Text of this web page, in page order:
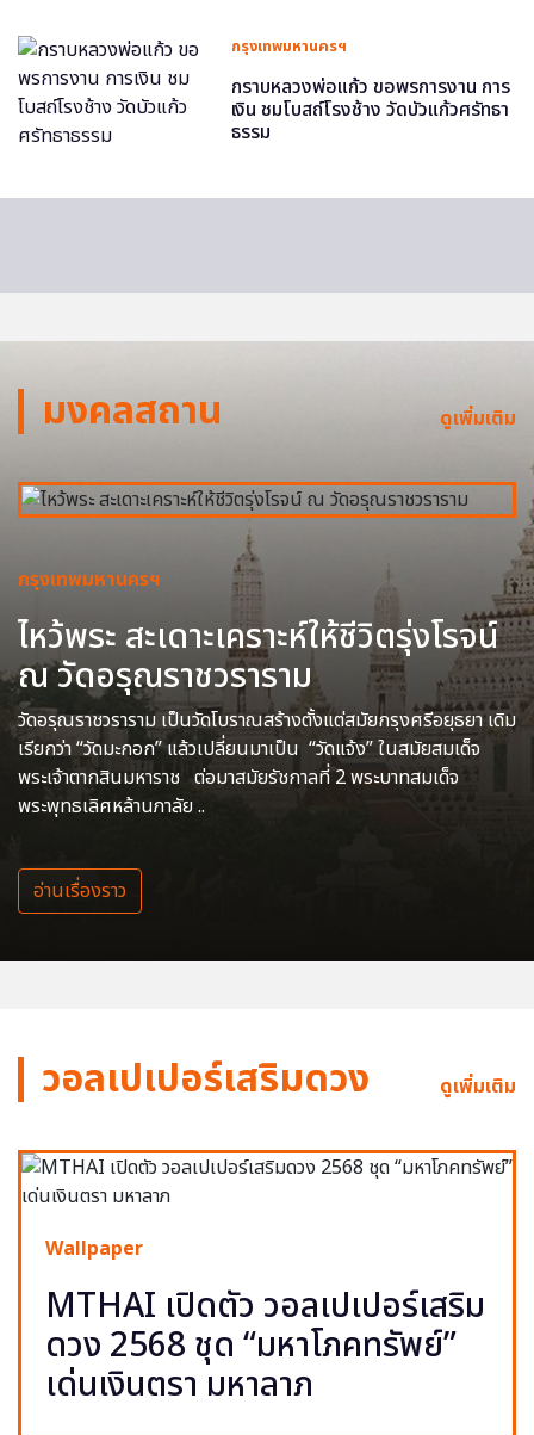
กรุงเทพมหานครฯ
กราบหลวงพ่อแก้ว ขอพรการงาน การ
เงิน ชมโบสถ์โรงช้าง วัดบัวแก้วศรัทธา
ธรรม
มงคลสถาน ดูเพิ่มเติม
กรุงเทพมหานครฯ
ไหว้พระ สะเดาะเคราะห์ให้ชีวิตรุ่งโรจน์
ณ วัดอรุณราชวราราม
วัดอรุณราชวราราม เป็นวัดโบราณสร้างตั้งแต่สมัยกรุงศรีอยุธยา เดิม
เรียกว่า “วัดมะกอก” แล้วเปลี่ยนมาเป็น “วัดแจ้ง” ในสมัยสมเด็จ
พระเจ้าตากสินมหาราช ต่อมาสมัยรัชกาลที่ 2 พระบาทสมเด็จ
พระพุทธเลิศหล้านภาลัย ..
อ่านเรื่องราว
วอลเปเปอร์เสริมดวง ดูเพิ่มเติม
Wallpaper
MTHAI เปิดตัว วอลเปเปอร์เสริม
ดวง 2568 ชุด “มหาโภคทรัพย์”
เด่นเงินตรา มหาลาภ